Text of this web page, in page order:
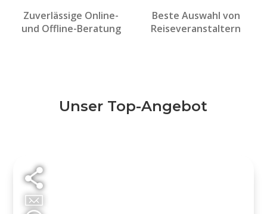
Zuverlässige Online-
und Offline-Beratung
Beste Auswahl von
Reiseveranstaltern
Unser Top-Angebot